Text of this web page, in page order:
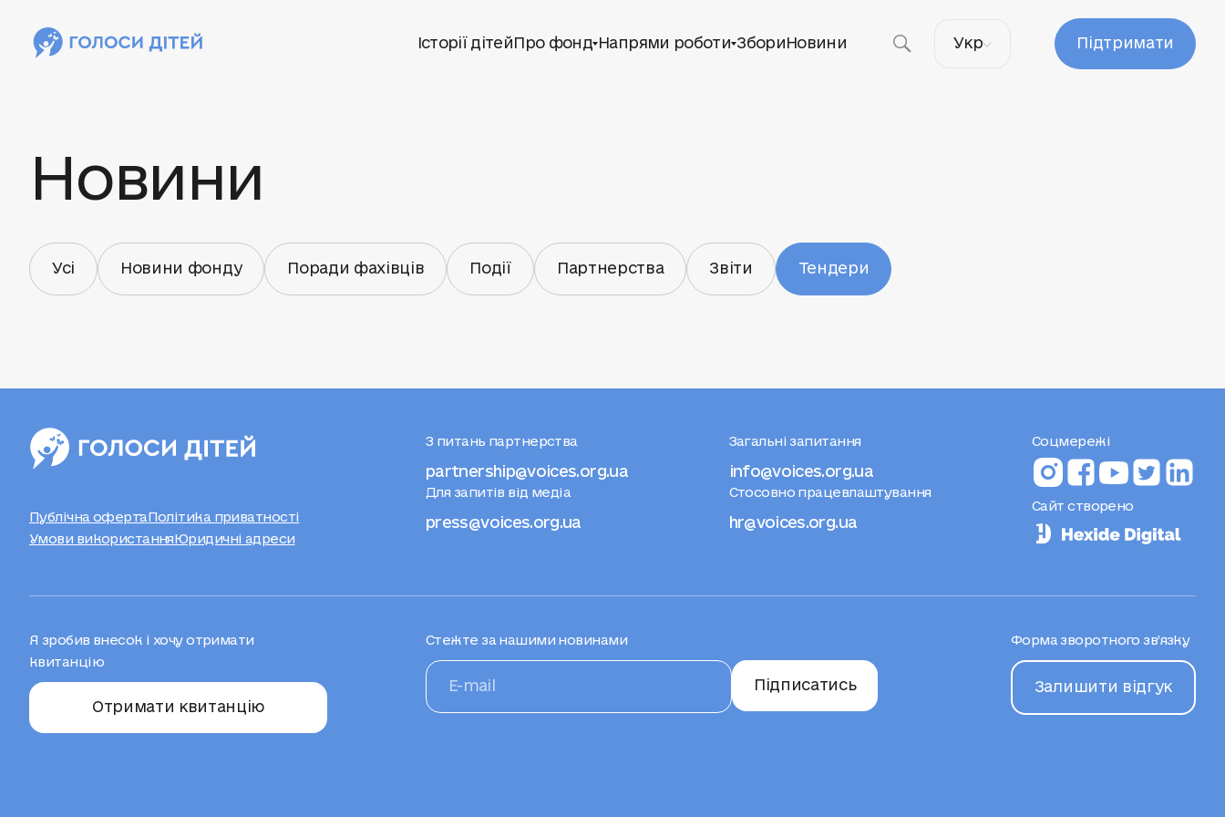
Історії дітейПро фонд Напрями роботи ЗбориНовини Укр Підтримати
Новини
Усі Новини фонду Поради фахівців Події Партнерства Звіти Тендери
Публічна офертаПолітика приватності
Умови використанняЮридичні адреси
З питань партнерства
partnership@voices.org.ua
Для запитів від медіа
press@voices.org.ua
Загальні запитання
info@voices.org.ua
Стосовно працевлаштування
hr@voices.org.ua
Соцмережі
Сайт створено
Я зробив внесок і хочу отримати
квитанцію
Отримати квитанцію
Стежте за нашими новинами
Підписатись
Форма зворотного зв’язку
Залишити відгук